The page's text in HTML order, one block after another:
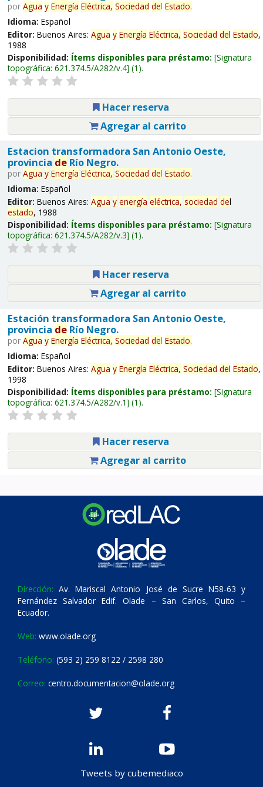
por Agua y Energía Eléctrica, Sociedad del Estado.
Idioma: Español
Editor: Buenos Aires: Agua y Energía Eléctrica, Sociedad del Estado,
1988
Disponibilidad: Ítems disponibles para préstamo: Signatura
topográfica: 621.374.5/A282/v.4 (1).
Hacer reserva
Agregar al carrito
Estacion transformadora San Antonio Oeste,
provincia deRío Negro.
por Agua y Energía Eléctrica, Sociedad del Estado.
Idioma: Español
Editor: Buenos Aires: Agua y energía eléctrica, sociedad del
estado, 1988
Disponibilidad: Ítems disponibles para préstamo: Signatura
topográfica: 621.374.5/A282/v.3 (1).
Hacer reserva
Agregar al carrito
Estación transformadora San Antonio Oeste,
provincia deRío Negro.
por Agua y Energía Eléctrica, Sociedad del Estado.
Idioma: Español
Editor: Buenos Aires: Agua y Energía Eléctrica, Sociedad del Estado,
1998
Disponibilidad: Ítems disponibles para préstamo: Signatura
topográfica: 621.374.5/A282/v.1 (1).
Hacer reserva
Agregar al carrito
Dirección: Av. Mariscal Antonio José de Sucre N58-63 y
Fernández Salvador Edif. Olade – San Carlos, Quito –
Ecuador.
Web: www.olade.org
Teléfono: (593 2) 259 8122 / 2598 280
Correo: centro.documentacion@olade.org
Tweets by cubemediaco